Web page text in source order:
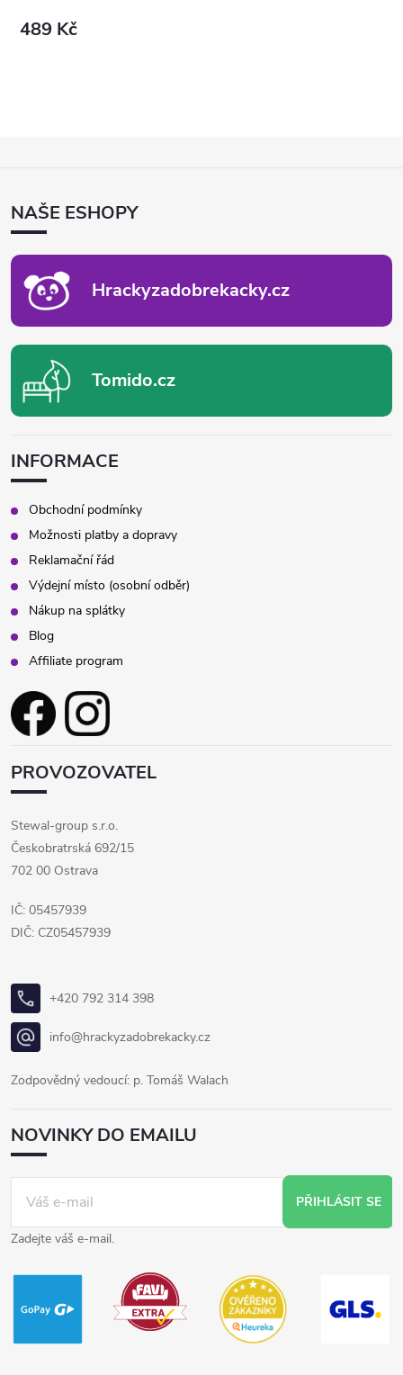
489 Kč
ANAŠE ESHOPY
Hrackyzadobrekacky.cz
Tomido.cz
INFORMACE
Obchodní podmínky
Možnosti platby a dopravy
Reklamační řád
Výdejní místo (osobní odběr)
Nákup na splátky
Blog
Affiliate program
PROVOZOVATEL
Stewal-group s.r.o.
Českobratrská 692/15
702 00 Ostrava
IČ: 05457939
DIČ: CZ05457939
+420 792 314 398
info@hrackyzadobrekacky.cz
Zodpovědný vedoucí: p. Tomáš Walach
NOVINKY DO EMAILU
PŘIHLÁSIT SE
Zadejte váš e-mail.